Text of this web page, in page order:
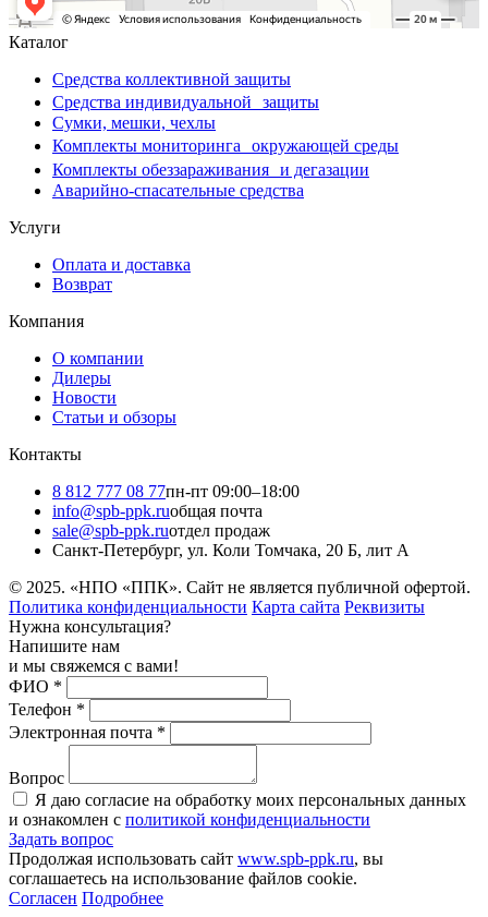
Каталог
Средства коллективной защиты
Средства индивидуальной защиты
Сумки, мешки, чехлы
Комплекты мониторинга окружающей среды
Комплекты обеззараживания и дегазации
Аварийно-спасательные средства
Услуги
Оплата и доставка
Возврат
Компания
О компании
Дилеры
Новости
Статьи и обзоры
Контакты
8 812 777 08 77пн-пт 09:00–18:00
info@spb-ppk.ruобщая почта
sale@spb-ppk.ruотдел продаж
Санкт-Петербург, ул. Коли Томчака, 20 Б, лит А
© 2025. «НПО «ППК». Сайт не является публичной офертой.
Политика конфиденциальности Карта сайта Реквизиты
Нужна консультация?
Напишите нам
и мы свяжемся с вами!
ФИО *
Телефон *
Электронная почта *
Вопрос
Я даю согласие на обработку моих персональных данных
и ознакомлен с политикой конфиденциальности
Задать вопрос
Продолжая использовать сайт www.spb-ppk.ru, вы
соглашаетесь на использование файлов cookie.
Согласен Подробнее